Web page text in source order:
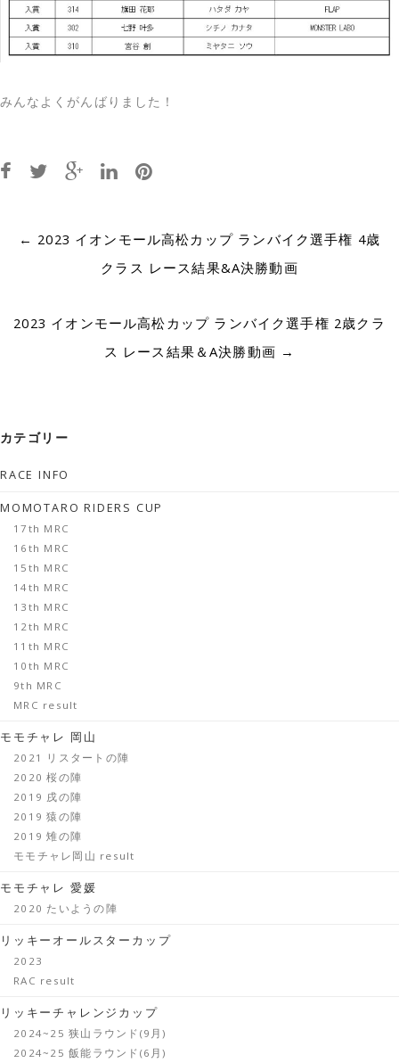
みんなよくがんばりました！
Post
navigation
← 2023 イオンモール高松カップ ランバイク選手権 4歳
クラス レース結果&A決勝動画
2023 イオンモール高松カップ ランバイク選手権 2歳クラ
ス レース結果＆A決勝動画 →
カテゴリー
RACE INFO
MOMOTARO RIDERS CUP
17th MRC
16th MRC
15th MRC
14th MRC
13th MRC
12th MRC
11th MRC
10th MRC
9th MRC
MRC result
モモチャレ 岡山
2021 リスタートの陣
2020 桜の陣
2019 戌の陣
2019 猿の陣
2019 雉の陣
モモチャレ岡山 result
モモチャレ 愛媛
2020 たいようの陣
リッキーオールスターカップ
2023
RAC result
リッキーチャレンジカップ
2024~25 狭山ラウンド(9月)
2024~25 飯能ラウンド(6月)